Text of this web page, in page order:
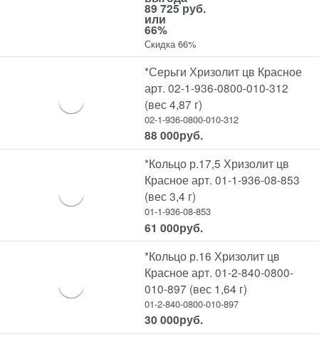
89 725 руб.
или
66%
Скидка 66%
*Серьги Хризолит цв Красное
арт. 02-1-936-0800-010-312
(вес 4,87 г)
02-1-936-0800-010-312
88 000руб.
*Кольцо р.17,5 Хризолит цв
Красное арт. 01-1-936-08-853
(вес 3,4 г)
01-1-936-08-853
61 000руб.
*Кольцо р.16 Хризолит цв
Красное арт. 01-2-840-0800-
010-897 (вес 1,64 г)
01-2-840-0800-010-897
30 000руб.